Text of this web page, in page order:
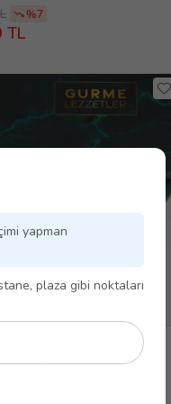
yapman
plaza gibi noktaları
%7
TL
Sütlü Yeşil Gurme Lezzetler